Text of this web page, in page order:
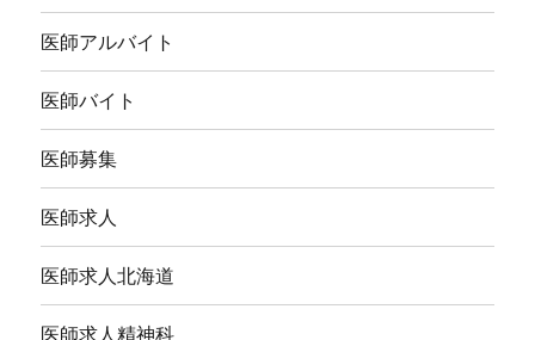
医師アルバイト
医師バイト
医師募集
医師求人
医師求人北海道
医師求人精神科